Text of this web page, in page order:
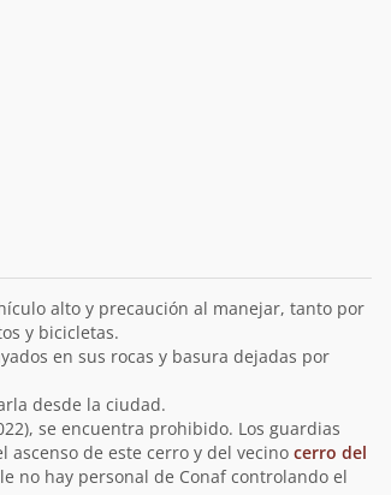
alto y precaución al manejar, tanto por
y bicicletas.
en sus rocas y basura dejadas por
desde la ciudad.
se encuentra prohibido. Los guardias
de este cerro y del vecino cerro del
no hay personal de Conaf controlando el